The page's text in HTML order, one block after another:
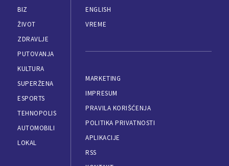
BIZ
ŽIVOT
ZDRAVLJE
PUTOVANJA
KULTURA
SUPERŽENA
ESPORTS
TEHNOPOLIS
AUTOMOBILI
LOKAL
ENGLISH
VREME
MARKETING
IMPRESUM
PRAVILA KORIŠĆENJA
POLITIKA PRIVATNOSTI
APLIKACIJE
RSS